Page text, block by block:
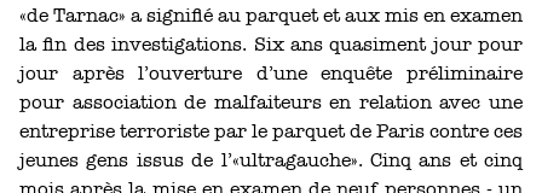
«de Tarnac» a signifié au parquet et aux mis en examen
la fin des investigations. Six ans quasiment jour pour
jour après l’ouverture d’une enquête préliminaire
pour association de malfaiteurs en relation avec une
entreprise terroriste par le parquet de Paris contre ces
jeunes gens issus de l’«ultragauche». Cinq ans et cinq